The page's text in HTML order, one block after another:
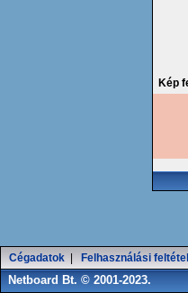
Kép
Cégadatok Felhasználási
Netboard Bt. © 2001-2023.